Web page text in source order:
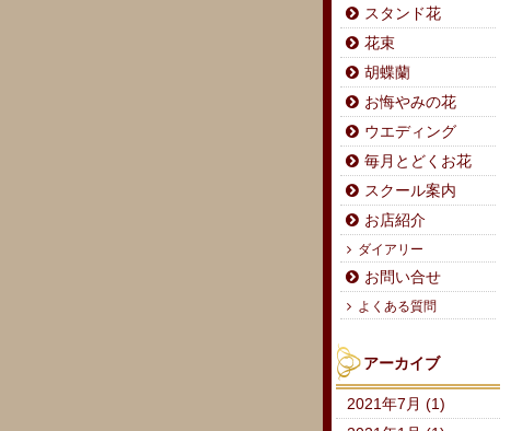
スタンド花
花束
胡蝶蘭
お悔やみの花
ウエディング
毎月とどくお花
スクール案内
お店紹介
ダイアリー
お問い合せ
よくある質問
アーカイブ
2021年7月 (1)